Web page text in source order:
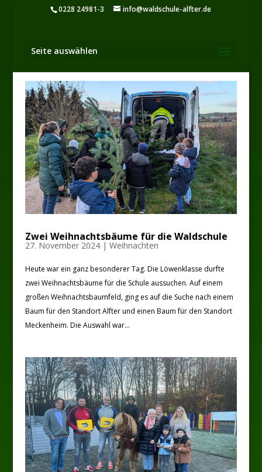
0228 24981-3 info@waldschule-alfter.de
Seite auswählen
Zwei Weihnachtsbäume für die Waldschule
27. November 2024| Weihnachten
Heute war ein ganz besonderer Tag. Die Löwenklasse durfte
zwei Weihnachtsbäume für die Schule aussuchen. Auf einem
großen Weihnachtsbaumfeld, ging es auf die Suche nach einem
Baum für den Standort Alfter und einen Baum für den Standort
Meckenheim. Die Auswahl war...